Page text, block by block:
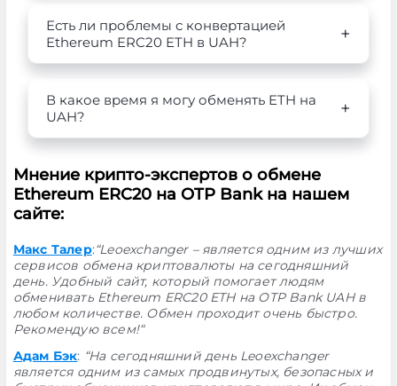
Есть ли проблемы с конвертацией
Ethereum ERC20 ETH в UAH?
В какое время я могу обменять ETH на
UAH?
Мнение крипто-экспертов о обмене
Ethereum ERC20 на OTP Bank на нашем
сайте:
Макс Талер:“Leoexchanger – является одним из лучших
сервисов обмена криптовалюты на сегодняшний
день. Удобный сайт, который помогает людям
обменивать Ethereum ERC20 ETH на OTP Bank UAH в
любом количестве. Обмен проходит очень быстро.
Рекомендую всем!“
Адам Бэк: “На сегодняшний день Leoexchanger
является одним из самых продвинутых, безопасных и